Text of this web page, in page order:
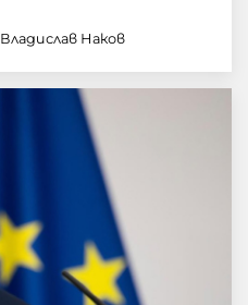
Владислав Наков